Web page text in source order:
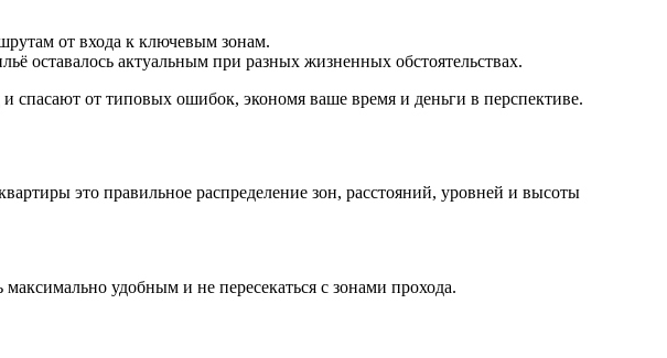
от входа к ключевым зонам.
оставалось актуальным при разных жизненных обстоятельствах.
спасают от типовых ошибок, экономя ваше время и деньги в перспективе.
это правильное распределение зон, расстояний, уровней и высоты
удобным и не пересекаться с зонами прохода.